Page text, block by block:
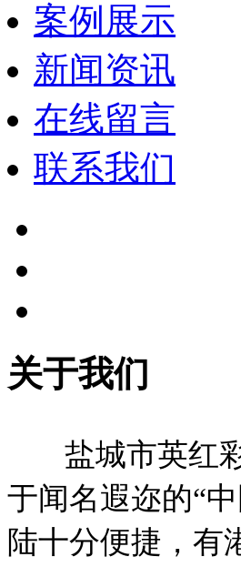
案例展示
新闻资讯
在线留言
联系我们
关于我们
盐城市英红彩
于闻名遐迩的“
陆十分便捷，有